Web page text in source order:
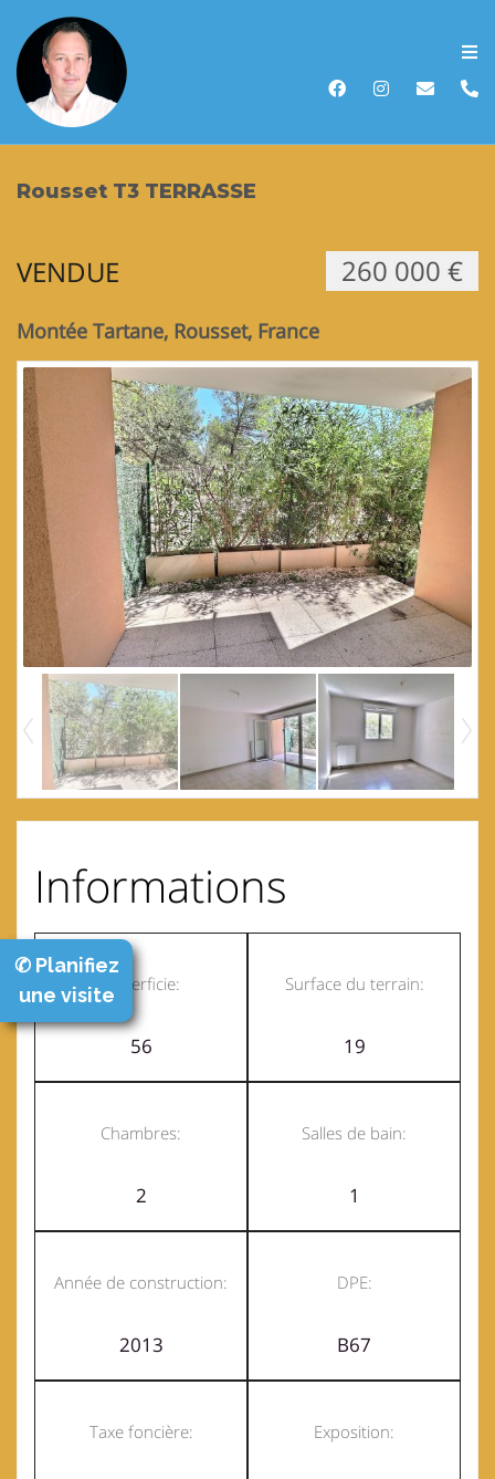
Accueil
Louer
Rousset T3 TERRASSE
VENDUE 260 000 €
Montée Tartane, Rousset, France
Informations
Superficie:
56
Surface du terrain:
19
Chambres:
2
Salles de bain:
1
Année de construction:
2013
DPE:
B67
Taxe foncière: Exposition:
✆ Planifiez
une visite